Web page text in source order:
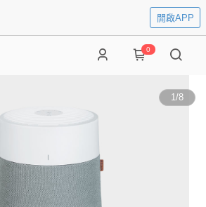
開啟APP
0
1/8